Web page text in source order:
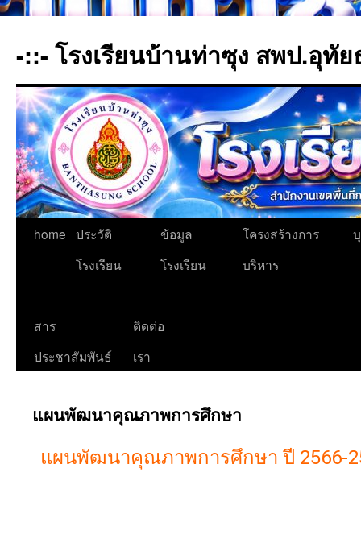
-::- โรงเรียนบ้านท่าซุง สพป.อุทั
home ประวัติ
โรงเรียน
ข้อมูล
โรงเรียน
โครงสร้างการ
บริหาร
สาร
ประชาสัมพันธ์
ติดต่อ
เรา
แผนพัฒนาคุณภาพการศึกษา
แผนพัฒนาคุณภาพการศึกษา ปี 2566-